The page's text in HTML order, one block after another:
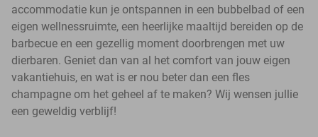
accommodatie kun je ontspannen in een bubbelbad of een
eigen wellnessruimte, een heerlijke maaltijd bereiden op de
barbecue en een gezellig moment doorbrengen met uw
dierbaren. Geniet dan van al het comfort van jouw eigen
vakantiehuis, en wat is er nou beter dan een fles
champagne om het geheel af te maken? Wij wensen jullie
een geweldig verblijf!